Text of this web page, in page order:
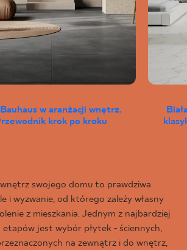
w aranżacji wnętrz.
krok po kroku
swojego domu to prawdziwa
i wyzwanie, od którego zależy własny
z mieszkania. Jednym z najbardziej
etapów jest wybór płytek - ściennych,
na zewnątrz i do wnętrz,